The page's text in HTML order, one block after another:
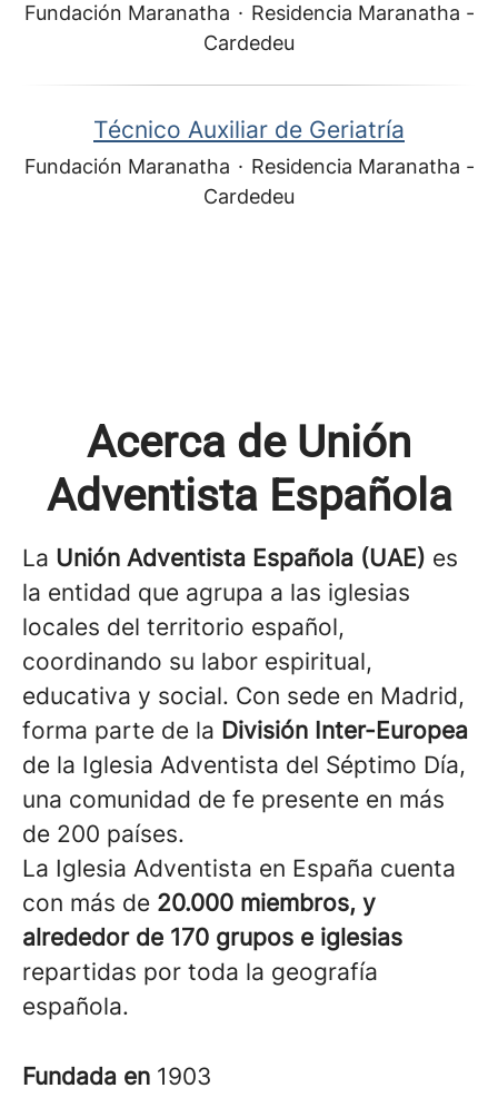
Fundación Maranatha · Residencia Maranatha -
Cardedeu
Técnico Auxiliar de Geriatría
Fundación Maranatha · Residencia Maranatha -
Cardedeu
Acerca de Unión
Adventista Española
La Unión Adventista Española (UAE) es
la entidad que agrupa a las iglesias
locales del territorio español,
coordinando su labor espiritual,
educativa y social. Con sede en Madrid,
forma parte de la División Inter-Europea
de la Iglesia Adventista del Séptimo Día,
una comunidad de fe presente en más
de 200 países.
La Iglesia Adventista en España cuenta
con más de 20.000 miembros, y
alrededor de 170 grupos e iglesias
repartidas por toda la geografía
española.
Fundada en 1903